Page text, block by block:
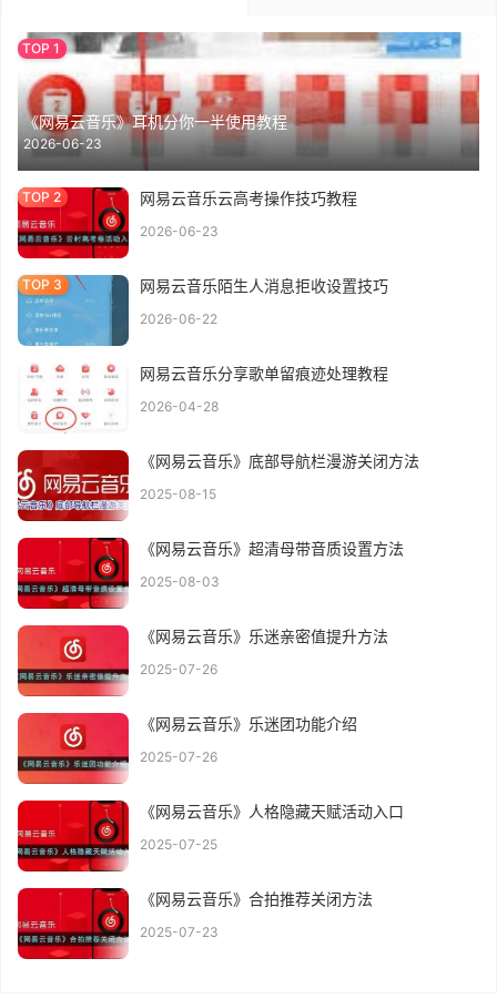
《网易云音乐》耳机分你一半使用教程
2026-06-23
网易云音乐云高考操作技巧教程
2026-06-23
网易云音乐陌生人消息拒收设置技巧
2026-06-22
网易云音乐分享歌单留痕迹处理教程
2026-04-28
《网易云音乐》底部导航栏漫游关闭方法
2025-08-15
《网易云音乐》超清母带音质设置方法
2025-08-03
《网易云音乐》乐迷亲密值提升方法
2025-07-26
《网易云音乐》乐迷团功能介绍
2025-07-26
《网易云音乐》人格隐藏天赋活动入口
2025-07-25
《网易云音乐》合拍推荐关闭方法
2025-07-23